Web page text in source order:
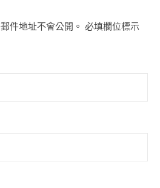
件地址不會公開。 必填欄位標示